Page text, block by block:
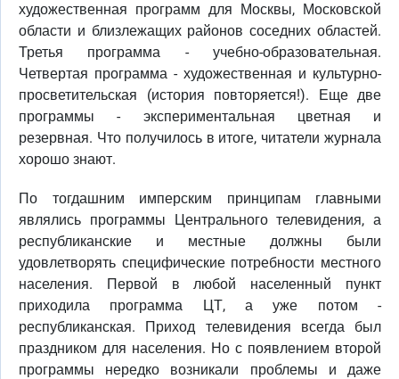
художественная программ для Москвы, Московской
области и близлежащих районов соседних областей.
Третья программа - учебно-образовательная.
Четвертая программа - художественная и культурно-
просветительская (история повторяется!). Еще две
программы - экспериментальная цветная и
резервная. Что получилось в итоге, читатели журнала
хорошо знают.
По тогдашним имперским принципам главными
являлись программы Центрального телевидения, а
республиканские и местные должны были
удовлетворять специфические потребности местного
населения. Первой в любой населенный пункт
приходила программа ЦТ, а уже потом -
республиканская. Приход телевидения всегда был
праздником для населения. Но с появлением второй
программы нередко возникали проблемы и даже